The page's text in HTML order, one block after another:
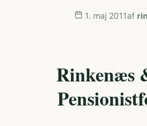
1. maj 2011af
Rinkenæs